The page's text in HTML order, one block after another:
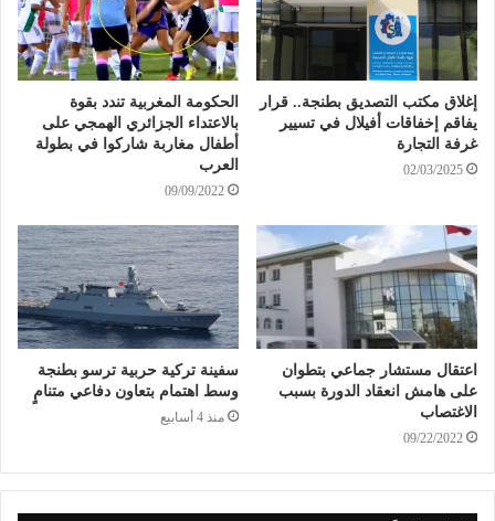
إغلاق مكتب التصديق بطنجة.. قرار
يفاقم إخفاقات أفيلال في تسيير
غرفة التجارة
02/03/2025
الحكومة المغربية تندد بقوة
بالاعتداء الجزائري الهمجي على
أطفال مغاربة شاركوا في بطولة
العرب
09/09/2022
اعتقال مستشار جماعي بتطوان
على هامش انعقاد الدورة بسبب
الاغتصاب
09/22/2022
سفينة تركية حربية ترسو بطنجة
وسط اهتمام بتعاون دفاعي متنامٍ
منذ 4 أسابيع